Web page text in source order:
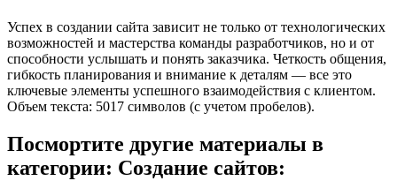
Успех в создании сайта зависит не только от технологических
возможностей и мастерства команды разработчиков, но и от
способности услышать и понять заказчика. Четкость общения,
гибкость планирования и внимание к деталям — все это
ключевые элементы успешного взаимодействия с клиентом.
Объем текста: 5017 символов (с учетом пробелов).
Посмортите другие материалы в
категории: Создание сайтов: